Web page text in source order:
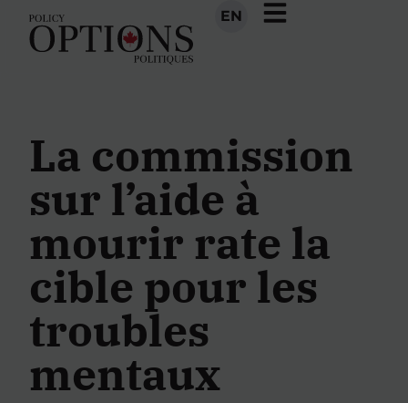
EN
La commission
sur l’aide à
mourir rate la
cible pour les
troubles
mentaux